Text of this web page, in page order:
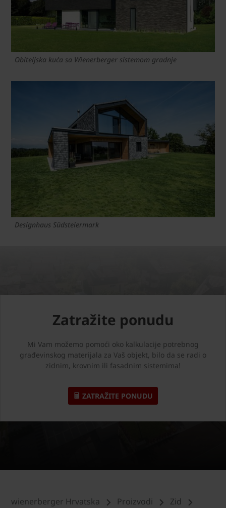
Obiteljska kuća sa Wienerberger sistemom gradnje
Designhaus Südsteiermark
Zatražite ponudu
Mi Vam možemo pomoći oko kalkulacije potrebnog
građevinskog materijala za Vaš objekt, bilo da se radi o
zidnim, krovnim ili fasadnim sistemima!
ZATRAŽITE PONUDU
wienerberger Hrvatska Proizvodi
Zid